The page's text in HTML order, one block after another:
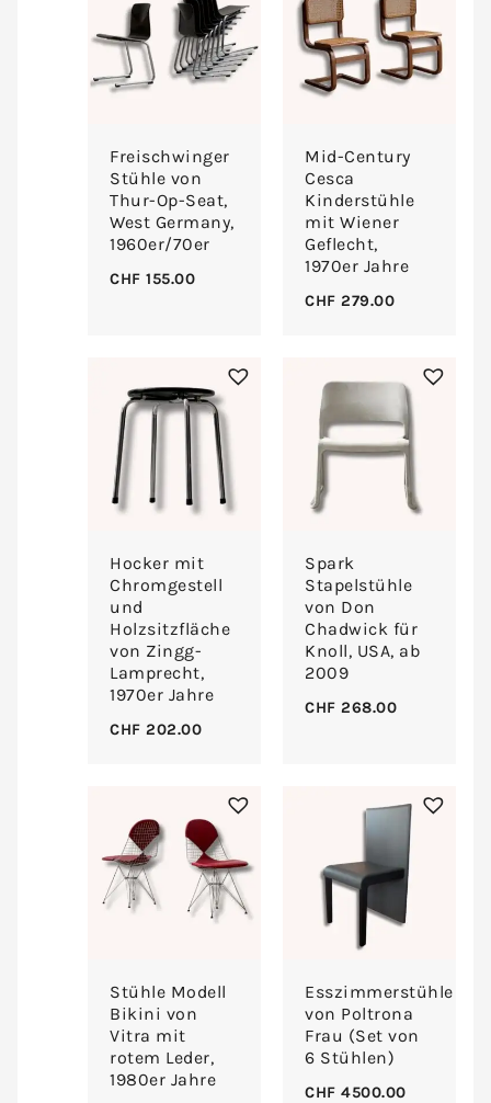
Freischwinger
Stühle von
Thur-Op-Seat,
West Germany,
1960er/70er
CHF 155.00
Mid-Century
Cesca
Kinderstühle
mit Wiener
Geflecht,
1970er Jahre
CHF 279.00
Hocker mit
Chromgestell
und
Holzsitzfläche
von Zingg-
Lamprecht,
1970er Jahre
CHF 202.00
Spark
Stapelstühle
von Don
Chadwick für
Knoll, USA, ab
2009
CHF 268.00
Stühle Modell
Bikini von
Vitra mit
rotem Leder,
1980er Jahre
Esszimmerstühle
von Poltrona
Frau (Set von
6 Stühlen)
CHF 4500.00